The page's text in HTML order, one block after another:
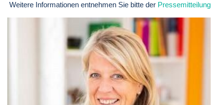
Weitere Informationen entnehmen Sie bitte der Pressemitteilung